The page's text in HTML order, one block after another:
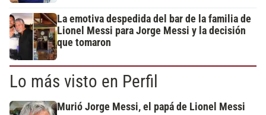
La emotiva despedida del bar de la familia de
Lionel Messi para Jorge Messi y la decisión
que tomaron
Lo más visto en Perfil
Murió Jorge Messi, el papá de Lionel Messi